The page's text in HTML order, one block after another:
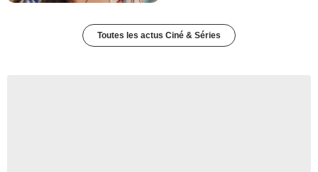
Toutes les actus Ciné & Séries